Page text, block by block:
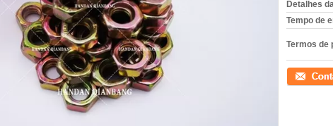
Detalhes
Tempo de
Termos de
Contato